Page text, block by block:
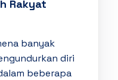
Rakyat
banyak
diri
beberapa